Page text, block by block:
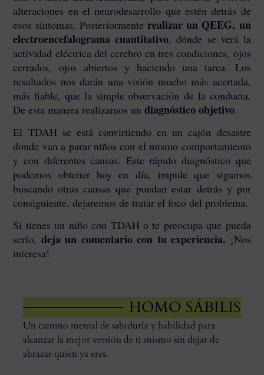
alteraciones en el neurodesarrollo que estén detrás de
esos síntomas. Posteriormente realizar un QEEG, un
electroencefalograma cuantitativo, dónde se verá la
actividad eléctrica del cerebro en tres condiciones, ojos
cerrados, ojos abiertos y haciendo una tarea. Los
resultados nos darán una visión mucho más acertada,
más fiable, que la simple observación de la conducta.
De esta manera realizamos undiagnóstico objetivo.
El TDAH se está convirtiendo en un cajón desastre
donde van a parar niños con el mismo comportamiento
y con diferentes causas. Este rápido diagnóstico que
podemos obtener hoy en día, impide que sigamos
buscando otras causas que puedan estar detrás y por
consiguiente, dejaremos de tratar el foco del problema.
Si tienes un niño con TDAH o te preocupa que pueda
serlo, deja un comentario con tu experiencia. ¡Nos
interesa!
HOMO SÁBILIS
Un camino mental de sabiduría y habilidad para
alcanzar la mejor versión de ti mismo sin dejar de
abrazar quien ya eres.